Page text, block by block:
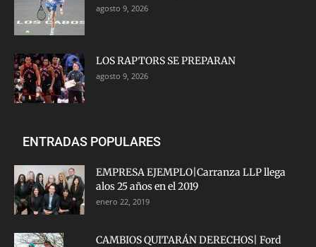
agosto 9, 2026
LOS RAPTORS SE PREPARAN
agosto 9, 2026
ENTRADAS POPULARES
EMPRESA EJEMPLO|Carranza LLP llega
alos 25 años en el 2019
enero 22, 2019
CAMBIOS QUITARÁN DERECHOS| Ford